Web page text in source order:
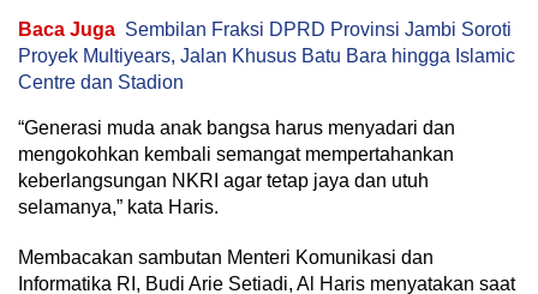
Baca Juga Sembilan Fraksi DPRD Provinsi Jambi Soroti
Proyek Multiyears, Jalan Khusus Batu Bara hingga Islamic
Centre dan Stadion
“Generasi muda anak bangsa harus menyadari dan
mengokohkan kembali semangat mempertahankan
keberlangsungan NKRI agar tetap jaya dan utuh
selamanya,” kata Haris.
Membacakan sambutan Menteri Komunikasi dan
Informatika RI, Budi Arie Setiadi, Al Haris menyatakan saat